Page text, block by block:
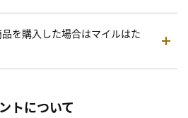
を購入した場合はマイルはた
トについて